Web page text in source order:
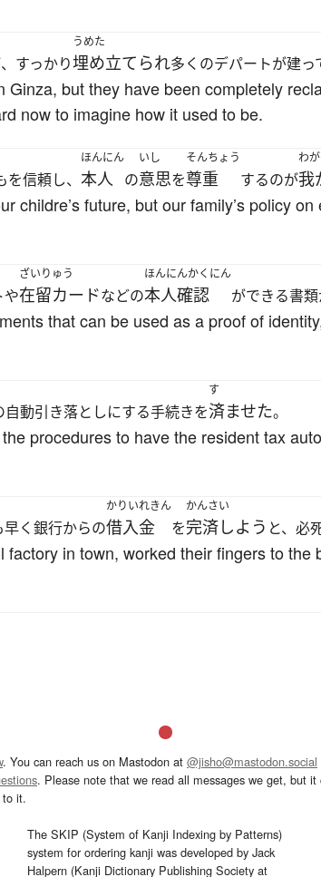
すっかり
うめた
埋め立てられ多くのデパートが建っ
but they have been completely
now to imagine how it used to be.
信頼し、
ほんにん
本人 の
いし
意思を
そんちょう
尊重 するのが
わ
我
childre’s future, but our family’s policy
や
ざいりゅう
在留カードなどの
ほんにんかくにん
本人確認 ができる書類
that can be used as a proof of
動引き落としにする手続きを
す
済ませた。
procedures to have the resident tax
早く銀行からの
かりいれきん
借入金 を
かんさい
完済しよう と、必
in town, worked their fingers to
. You can reach us on Mastodon at @jisho@mastodon.social
. Please note that we read all messages we get, but
to it.
The SKIP (System of Kanji Indexing by Patterns)
system for ordering kanji was developed by Jack
Halpern (Kanji Dictionary Publishing Society at